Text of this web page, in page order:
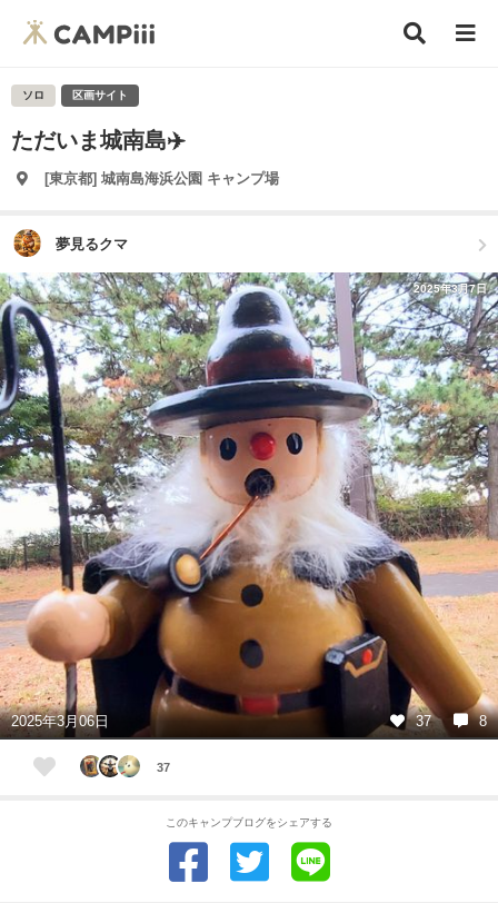
ソロ 区画サイト
ただいま城南島✈️
[東京都] 城南島海浜公園 キャンプ場
夢見るクマ
2025年3月7日
2025年3月06日 37 8
37
このキャンプブログをシェアする